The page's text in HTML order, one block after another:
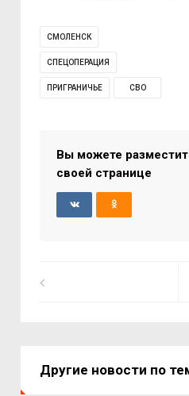
СМОЛЕНСК
СПЕЦОПЕРАЦИЯ
ПРИГРАНИЧЬЕ СВО
Вы можете
своей странице
Другие новости по